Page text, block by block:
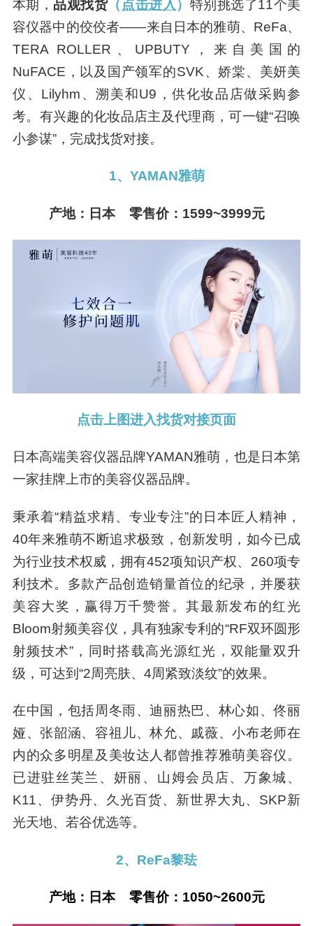
本期， 品观找货（ 点击进入 ） 特别挑选了11个美
容仪器中的佼佼者——来自日本的雅萌、ReFa、
TERA ROLLER、UPBUTY，来自美国的
NuFACE，以及国产领军的SVK、娇棠、美妍美
仪、Lilyhm、溯美和U9，供化妆品店做采购参
考。有兴趣的化妆品店主及代理商，可一键“召唤
小参谋”，完成找货对接。
1、YAMAN雅萌
产地：日本 零售价：1599~3999元
点击上图进入找货对接页面
日本高端美容仪器品牌YAMAN雅萌，也是日本第
一家挂牌上市的美容仪器品牌。
秉承着“精益求精、专业专注”的日本匠人精神，
40年来雅萌不断追求极致，创新发明，如今已成
为行业技术权威，拥有452项知识产权、260项专
利技术。多款产品创造销量首位的纪录，并屡获
美容大奖，赢得万千赞誉。其最新发布的红光
Bloom射频美容仪，具有独家专利的“RF双环圆形
射频技术”，同时搭载高光源红光，双能量双升
级，可达到“2周亮肤、4周紧致淡纹”的效果。
在中国，包括周冬雨、迪丽热巴、林心如、佟丽
娅、张韶涵、容祖儿、林允、戚薇、小布老师在
内的众多明星及美妆达人都曾推荐雅萌美容仪。
已进驻丝芙兰、妍丽、山姆会员店、万象城、
K11、伊势丹、久光百货、新世界大丸、SKP新
光天地、若谷优选等。
2、ReFa黎珐
产地：日本 零售价：1050~2600元